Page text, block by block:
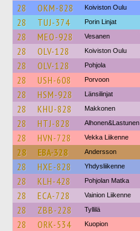
28 OKM-828 Koiviston Oulu
28 TUJ-374 Porin Linjat
28 MEO-928 Vesanen
28 OLV-128 Koiviston Oulu
28 OLV-128 Pohjola
28 USH-608 Porvoon
28 HSM-928 Länsilinjat
28 KHU-828 Makkonen
28 HTJ-828 Alhonen&Lastunen
28 HVN-728 Vekka Liikenne
28 EBA-328 Andersson
28 HXE-828 Yhdysliikenne
28 KLH-428 Pohjolan Matka
28 ECA-728 Vainion Liikenne
28 ZBB-228 Tyllilä
28 ORK-534 Kuopion